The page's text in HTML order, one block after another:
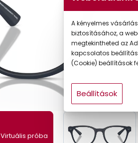
Virtuális próba
A kényelmes
biztosításához, a
megtekintheted az
kapcsolatos
(Cookie) beállítások
Beállítások